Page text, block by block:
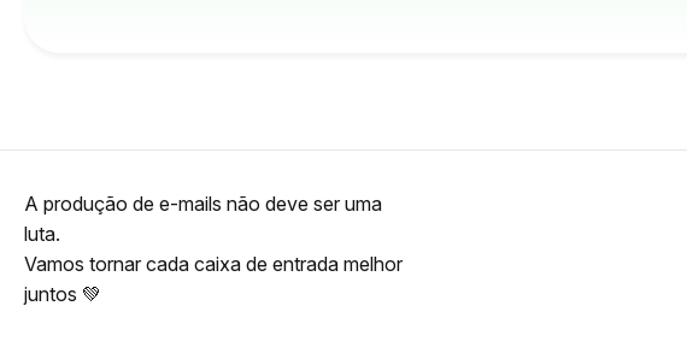
A produção de e-mails não deve ser uma
luta.
Vamos tornar cada caixa de entrada melhor
juntos 💚